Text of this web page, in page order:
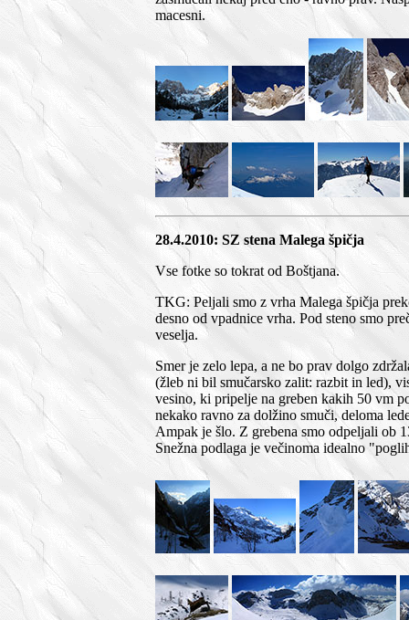
macesni.
28.4.2010: SZ stena Malega špičja
Vse fotke so tokrat od Boštjana.
TKG: Peljali smo z vrha Malega špičja
desno od vpadnice vrha. Pod steno smo
veselja.
Smer je zelo lepa, a ne bo prav dolgo
(žleb ni bil smučarsko zalit: razbit in led),
vesino, ki pripelje na greben kakih 50 vm
nekako ravno za dolžino smuči, deloma
Ampak je šlo. Z grebena smo odpeljali ob
Snežna podlaga je večinoma idealno